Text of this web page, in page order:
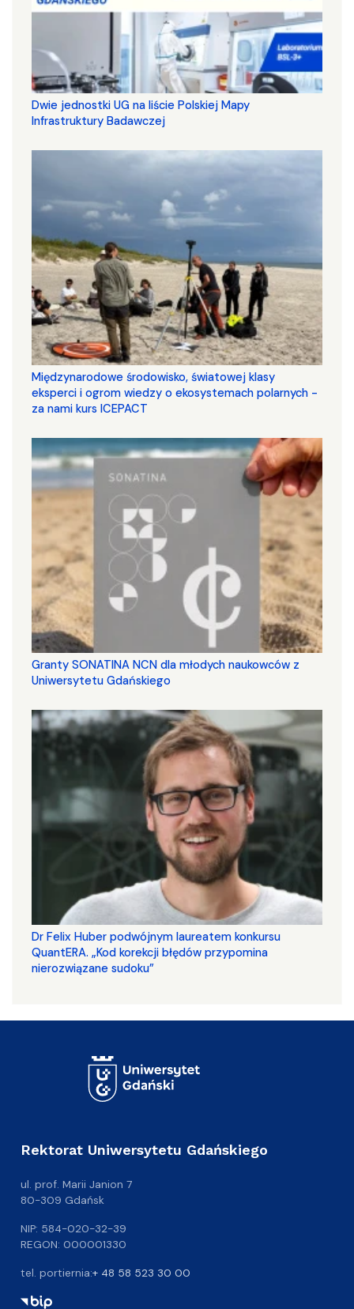
Dwie jednostki UG na liście Polskiej Mapy
Infrastruktury Badawczej
Międzynarodowe środowisko, światowej klasy
eksperci i ogrom wiedzy o ekosystemach polarnych -
za nami kurs ICEPACT
Granty SONATINA NCN dla młodych naukowców z
Uniwersytetu Gdańskiego
Dr Felix Huber podwójnym laureatem konkursu
QuantERA. „Kod korekcji błędów przypomina
nierozwiązane sudoku”
Rektorat Uniwersytetu Gdańskiego
ul. prof. Marii Janion 7
80-309 Gdańsk
NIP: 584-020-32-39
REGON: 000001330
tel. portiernia:+ 48 58 523 30 00